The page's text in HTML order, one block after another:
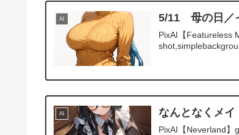
AI 5/11 母の日／
PixAI【Featureless
AI なんとなくメイ
PixAI【Neverland】